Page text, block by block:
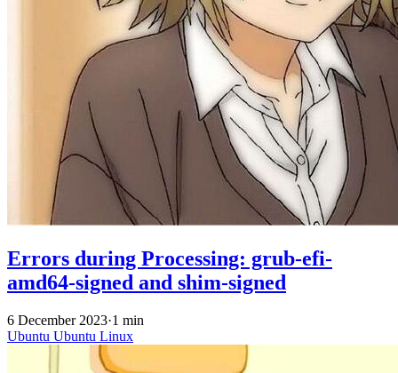
Errors during Processing: grub-efi-
amd64-signed and shim-signed
6 December 2023·1 min
Ubuntu Ubuntu Linux